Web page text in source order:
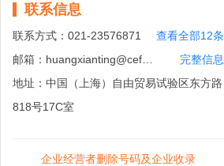
联系信息
联系方式： 021-23576871
查看全部12条
邮箱：
完整信息
地址： 中国（上海）自由贸易试验区东方路
818号17C室
企业经营者删除号码及企业收录